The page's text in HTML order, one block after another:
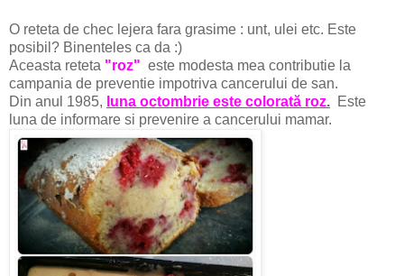
O reteta de chec lejera fara grasime : unt, ulei etc. Este
posibil? Binenteles ca da :)
Aceasta reteta "roz" este modesta mea contributie la
campania de preventie impotriva cancerului de san.
Din anul 1985, luna octombrie este colorată roz. Este
luna de informare si prevenire a cancerului mamar.